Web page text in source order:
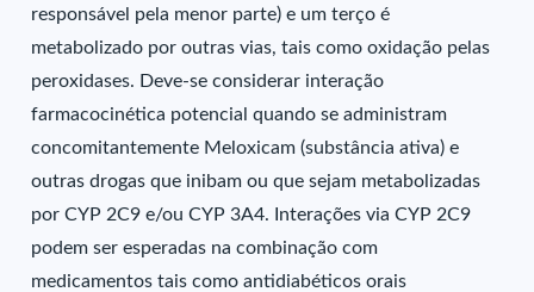
responsável pela menor parte) e um terço é
metabolizado por outras vias, tais como oxidação pelas
peroxidases. Deve-se considerar interação
farmacocinética potencial quando se administram
concomitantemente Meloxicam (substância ativa) e
outras drogas que inibam ou que sejam metabolizadas
por CYP 2C9 e/ou CYP 3A4. Interações via CYP 2C9
podem ser esperadas na combinação com
medicamentos tais como antidiabéticos orais